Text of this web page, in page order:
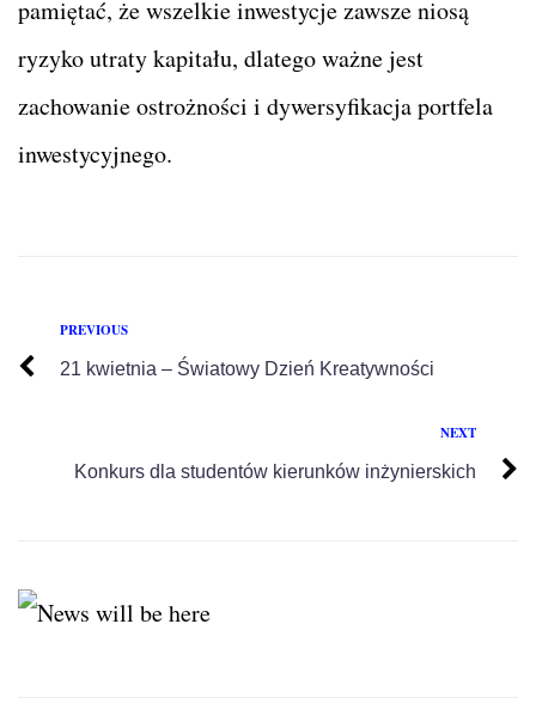
pamiętać, że wszelkie inwestycje zawsze niosą
ryzyko utraty kapitału, dlatego ważne jest
zachowanie ostrożności i dywersyfikacja portfela
inwestycyjnego.
PREVIOUS
21 kwietnia – Światowy Dzień Kreatywności
NEXT
Konkurs dla studentów kierunków inżynierskich